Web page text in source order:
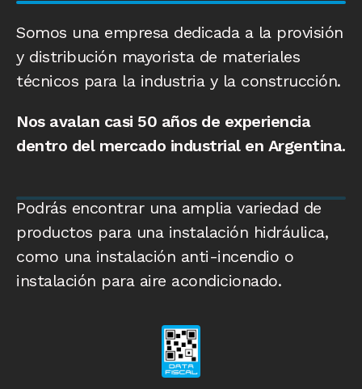
Somos una empresa dedicada a la provisión
y distribución mayorista de materiales
técnicos para la industria y la construcción.
Nos avalan casi 50 años de experiencia
dentro del mercado industrial en Argentina.
Podrás encontrar una amplia variedad de
productos para una instalación hidráulica,
como una instalación anti-incendio o
instalación para aire acondicionado.